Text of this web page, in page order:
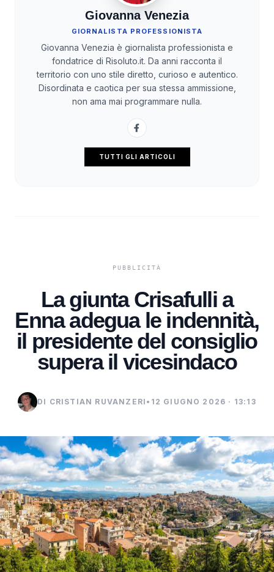
Giovanna Venezia
GIORNALISTA PROFESSIONISTA
Giovanna Venezia è giornalista professionista e
fondatrice di Risoluto.it. Da anni racconta il
territorio con uno stile diretto, curioso e autentico.
Disordinata e caotica per sua stessa ammissione,
non ama mai programmare nulla.
TUTTI GLI ARTICOLI
La giunta Crisafulli a
Enna adegua le indennità,
il presidente del consiglio
supera il vicesindaco
DI CRISTIAN RUVANZERI • 12 GIUGNO 2026 · 13:13